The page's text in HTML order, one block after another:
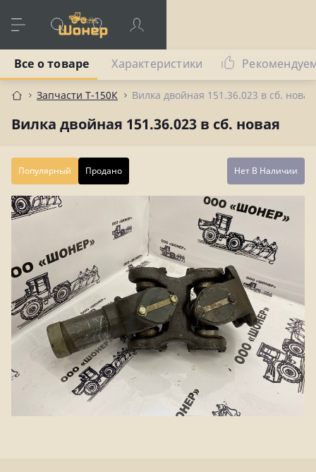
Запчасти Т-150К Вилка двойная 151.36.023 в сб. новая
Вилка двойная 151.36.023 в сб. новая
Все о товаре Характеристики
Популярный Продано Нет В Наличии